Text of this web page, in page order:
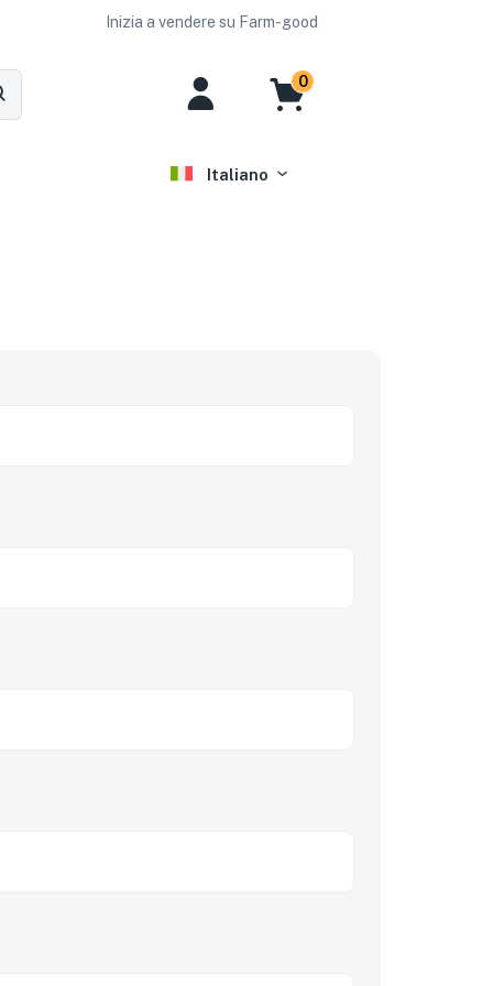
Inizia a vendere su Farm-good
0
Italiano